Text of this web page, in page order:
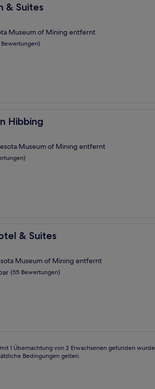
& Suites
Museum of Mining entfernt
Hibbing
Museum of Mining entfernt
& Suites
& Suites
Museum of Mining entfernt
(55 Bewertungen)
1 Übernachtung von 2 Erwachsenen gefunden
Bedingungen gelten.